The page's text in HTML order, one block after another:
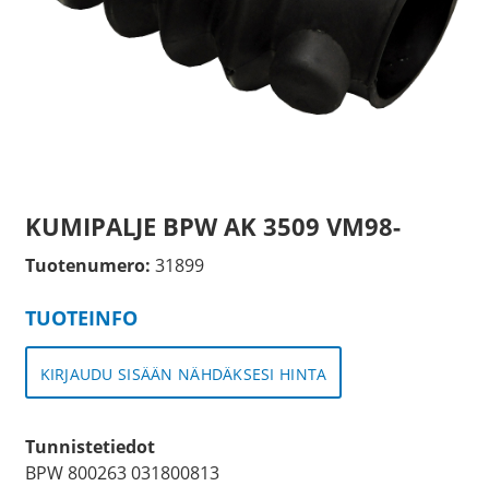
KUMIPALJE BPW AK 3509 VM98-
Tuotenumero: 31899
TUOTEINFO
KIRJAUDU SISÄÄN NÄHDÄKSESI HINTA
Tunnistetiedot
BPW 800263 031800813